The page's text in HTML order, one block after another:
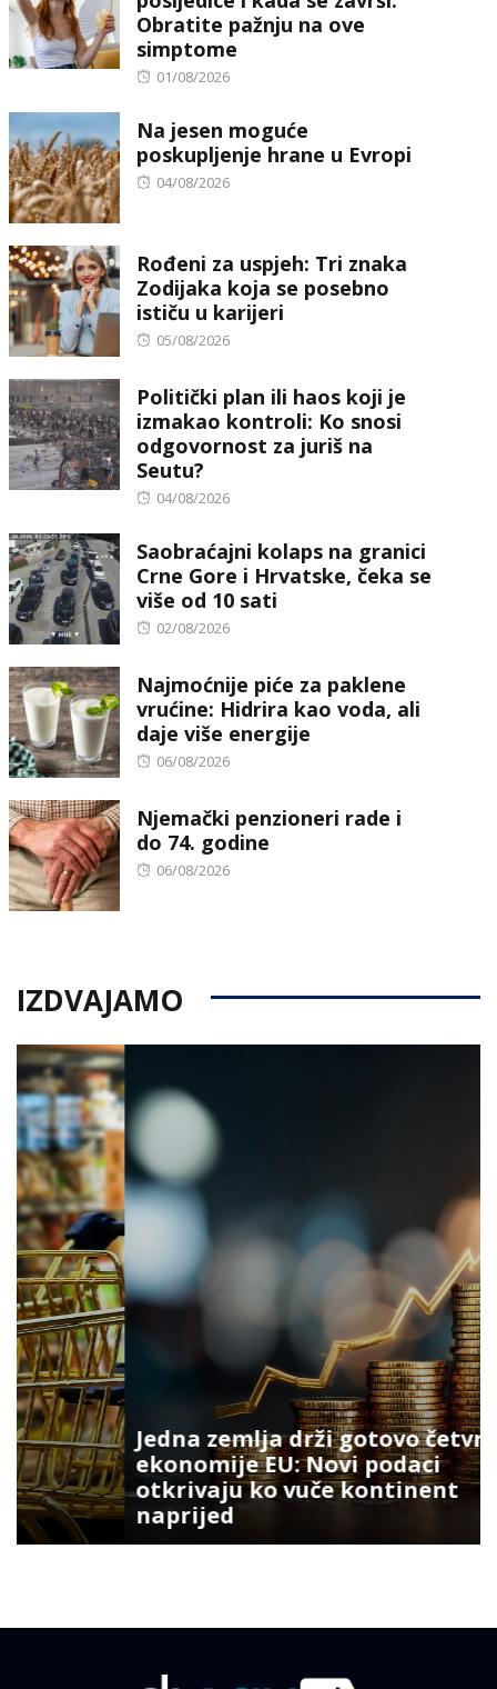
Obratite pažnju na ove
simptome
Posted
01/08/2026
Na jesen moguće
poskupljenje hrane u Evropi
Posted
04/08/2026
Rođeni za uspjeh: Tri znaka
Zodijaka koja se posebno
ističu u karijeri
Posted
05/08/2026
Politički plan ili haos koji je
izmakao kontroli: Ko snosi
odgovornost za juriš na
Seutu?
Posted
04/08/2026
Saobraćajni kolaps na granici
Crne Gore i Hrvatske, čeka se
više od 10 sati
Posted
02/08/2026
Najmoćnije piće za paklene
vrućine: Hidrira kao voda, ali
daje više energije
Posted
06/08/2026
Njemački penzioneri rade i
do 74. godine
Posted
06/08/2026
IZDVAJAMO
Jedna zemlja drži gotovo četvrtinu
ekonomije EU: Novi podaci
otkrivaju ko vuče kontinent
naprijed